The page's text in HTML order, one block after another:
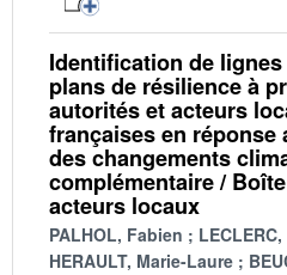
Identification de
plans de résilience à
autorités et acteurs
françaises en réponse
des changements
complémentaire /
acteurs locaux
PALHOL, Fabien
HERAULT, Marie-Laure